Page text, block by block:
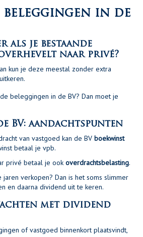
beleggingen in de
als je bestaande
naar privé?
kun je deze meestal zonder extra
beleggingen in de BV? Dan moet je
BV: aandachtspunten
van vastgoed kan de BV boekwinst
betaal je vpb.
privé betaal je ook overdrachtsbelasting.
verkopen? Dan is het soms slimmer
en daarna dividend uit te keren.
met dividend
of vastgoed binnenkort plaatsvindt,